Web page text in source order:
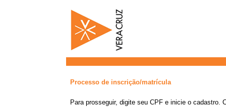
Processo de inscrição/matrícula
Para prosseguir, digite seu CPF e inicie o cadastro.